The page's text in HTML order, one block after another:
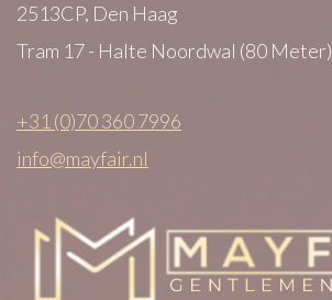
2513CP, Den Haag
Tram 17 - Halte Noordwal (80 Meter)
+31 (0)70 360 7996
info@mayfair.nl